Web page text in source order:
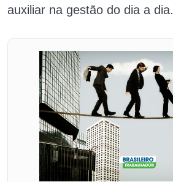
auxiliar na gestão do dia a dia.